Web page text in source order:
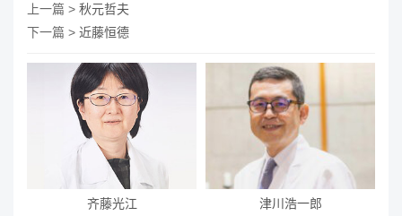
上一篇 > 秋元哲夫
下一篇 > 近藤恒德
齐藤光江 津川浩一郎